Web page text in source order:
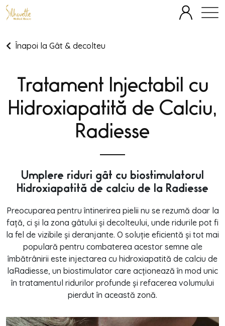
Înapoi la Gât & decolteu
Tratament Injectabil cu
Hidroxiapatită de Calciu,
Radiesse
Umplere riduri gât cu biostimulatorul
Hidroxiapatită de calciu de la Radiesse
Preocuparea pentru întinerirea pielii nu se rezumă doar la
față, ci și la zona gâtului și decolteului, unde ridurile pot fi
la fel de vizibile și deranjante. O soluție eficientă și tot mai
populară pentru combaterea acestor semne ale
îmbătrânirii este injectarea cu hidroxiapatită de calciu de
laRadiesse, un biostimulator care acționează în mod unic
în tratamentul ridurilor profunde și refacerea volumului
pierdut în această zonă.